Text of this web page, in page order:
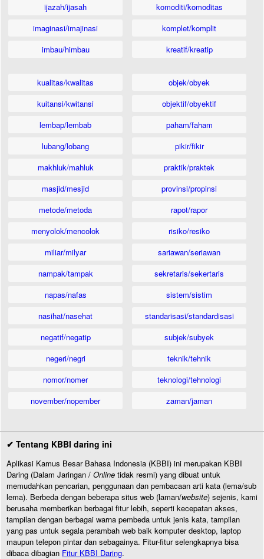
ijazah/ijasah
imaginasi/imajinasi
imbau/himbau
komoditi/komoditas
komplet/komplit
kreatif/kreatip
kualitas/kwalitas
kuitansi/kwitansi
lembap/lembab
lubang/lobang
makhluk/mahluk
masjid/mesjid
metode/metoda
menyolok/mencolok
miliar/milyar
nampak/tampak
napas/nafas
nasihat/nasehat
negatif/negatip
negeri/negri
nomor/nomer
november/nopember
objek/obyek
objektif/obyektif
paham/faham
pikir/fikir
praktik/praktek
provinsi/propinsi
rapot/rapor
risiko/resiko
sariawan/seriawan
sekretaris/sekertaris
sistem/sistim
standarisasi/standardisasi
subjek/subyek
teknik/tehnik
teknologi/tehnologi
zaman/jaman
✔ Tentang KBBI daring ini
Aplikasi Kamus Besar Bahasa Indonesia (KBBI) ini merupakan KBBI
Daring (Dalam Jaringan / Online tidak resmi) yang dibuat untuk
memudahkan pencarian, penggunaan dan pembacaan arti kata (lema/sub
lema). Berbeda dengan beberapa situs web (laman/website) sejenis, kami
berusaha memberikan berbagai fitur lebih, seperti kecepatan akses,
tampilan dengan berbagai warna pembeda untuk jenis kata, tampilan
yang pas untuk segala perambah web baik komputer desktop, laptop
maupun telepon pintar dan sebagainya. Fitur-fitur selengkapnya bisa
dibaca dibagian Fitur KBBI Daring.